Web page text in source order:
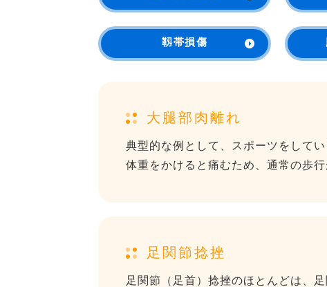
靱帯損傷
大腿部肉離れ
典型的な例として、スポーツをして
体重をかけると痛むため、通常の歩
足関節捻挫
足関節（足首）捻挫のほとんどは、